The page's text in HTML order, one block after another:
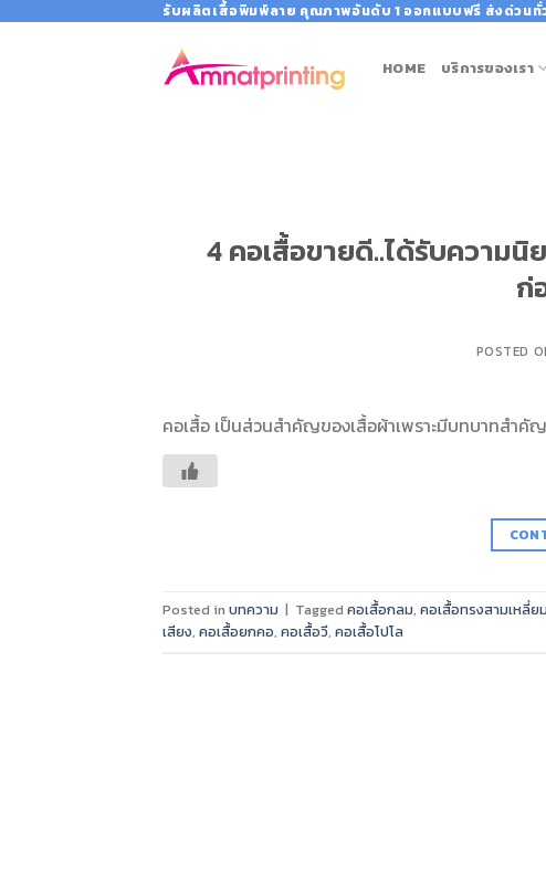
รับผลิตเสื้อพิมพ์ลาย คุณภาพอันดับ 1 ออกแบบฟรี ส่งด่วนทั่
HOME บริการของเรา
4 คอเสื้อขายดี..ได้รับความนิ
ก่
POSTED
คอเสื้อ เป็นส่วนสำคัญของเสื้อผ้าเพราะมีบทบาทสำคั
Posted in บทความ | Tagged คอเสื้อกลม, คอเสื้อทรงสามเหลี่ยม
เสียง, คอเสื้อยกคอ, คอเสื้อวี, คอเสื้อโปโล